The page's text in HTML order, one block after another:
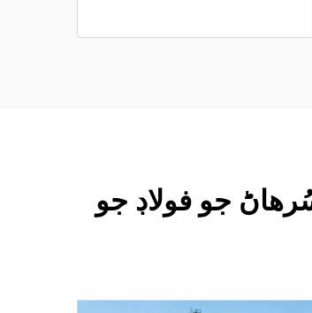
جو فولاڊ جو